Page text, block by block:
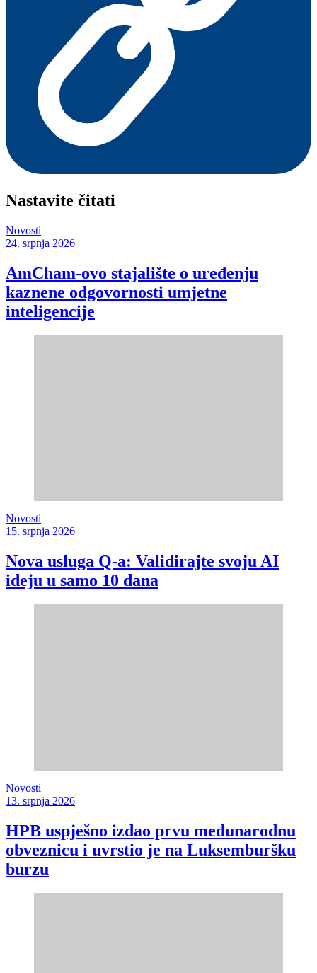
Nastavite čitati
Novosti
24. srpnja 2026
AmCham-ovo stajalište o uređenju
kaznene odgovornosti umjetne
inteligencije
Novosti
15. srpnja 2026
Nova usluga Q-a: Validirajte svoju AI
ideju u samo 10 dana
Novosti
13. srpnja 2026
HPB uspješno izdao prvu međunarodnu
obveznicu i uvrstio je na Luksemburšku
burzu